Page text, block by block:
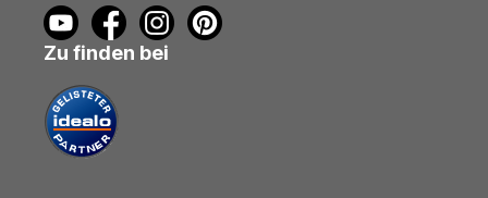
Zu finden bei